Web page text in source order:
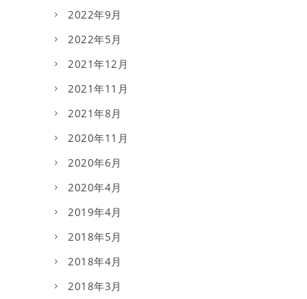
2022年9月
2022年5月
2021年12月
2021年11月
2021年8月
2020年11月
2020年6月
2020年4月
2019年4月
2018年5月
2018年4月
2018年3月